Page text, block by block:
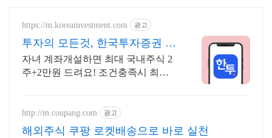
https://m.koreainvestment.com 광고
투자의 모든것, 한국투자증권 지
금은 한국투자!
자녀 계좌개설하면 최대 국내주식 2
주+2만원 드려요! 조건충족시 최대
http://m.coupang.com 광고
해외주식 쿠팡 로켓배송으로 바로 실천